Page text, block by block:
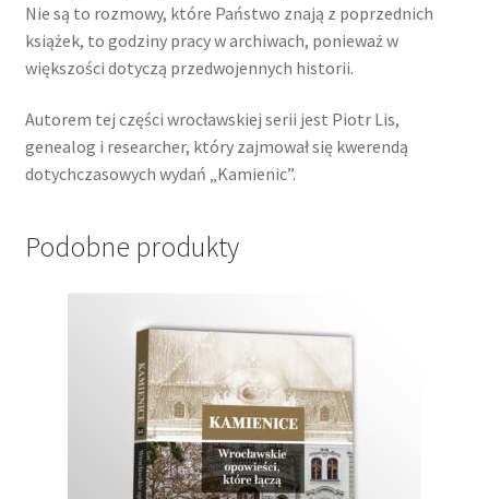
Nie są to rozmowy, które Państwo znają z poprzednich
książek, to godziny pracy w archiwach, ponieważ w
większości dotyczą przedwojennych historii.
Autorem tej części wrocławskiej serii jest Piotr Lis,
genealog i researcher, który zajmował się kwerendą
dotychczasowych wydań „Kamienic”.
Podobne produkty